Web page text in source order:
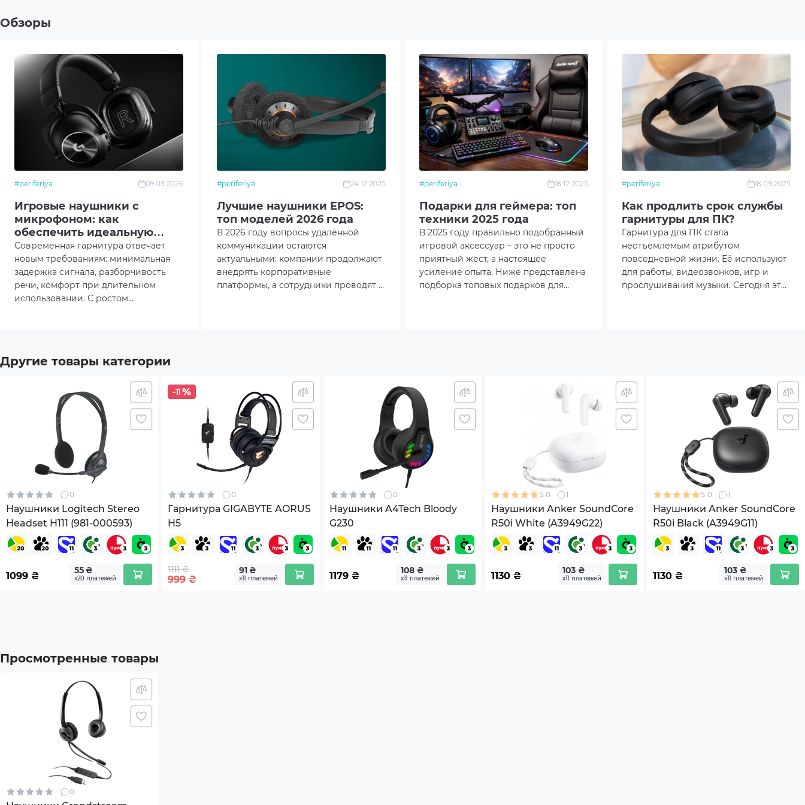
Поддержка платформ PC
Дополнительный опционал/
возможности
Микрофон с элементом шумокомпенсации
Комплектация Руководство пользователя
Упаковка
Цвет Черный
Страна регистрации бренда США
Обзоры
#periferiya 09.03.2026
Игровые наушники с
микрофоном: как
обеспечить идеальную
командную коммуникацию
Современная гарнитура отвечает
новым требованиям: минимальная
задержка сигнала, разборчивость
речи, комфорт при длительном
использовании. С ростом
качество передачи голоса.
#periferiya 24.12.2025
Лучшие наушники EPOS:
топ моделей 2026 года
В 2026 году вопросы удалённой
коммуникации остаются
актуальными: компании продолжают
внедрять корпоративные
платформы, а сотрудники проводят в
#periferiya 18.12.2025
Подарки для геймера: топ
техники 2025 года
В 2025 году правильно подобранный
игровой аксессуар – это не просто
приятный жест, а настоящее
усиление опыта. Ниже представлена
подборка топовых подарков для
#periferiya 18.09.2025
Как продлить срок службы
гарнитуры для ПК?
Гарнитура для ПК стала
неотъемлемым атрибутом
повседневной жизни. Её используют
для работы, видеозвонков, игр и
прослушивания музыки. Сегодня эта
доставлять дискомфорт. Чтобы
гарнитура не подвела в самый
важный момент, важно заранее знать
правила ухода и эксплуатации.
Другие товары категории
0
Наушники Logitech Stereo
Headset H111 (981-000593)
1099 ₴ 55 ₴
х20 платежей
-11
0
Гарнитура GIGABYTE AORUS
H5
1111 ₴
999 ₴
91 ₴
х11 платежей
0
Наушники A4Tech Bloody
G230
1179 ₴ 108 ₴
х11 платежей
5.0 1
Наушники Anker SoundСore
R50i White (A3949G22)
1130 ₴ 103 ₴
х11 платежей
5.0 1
Наушники Anker SoundСore
R50i Black (A3949G11)
1130 ₴ 103 ₴
х11 платежей
Просмотренные товары
0